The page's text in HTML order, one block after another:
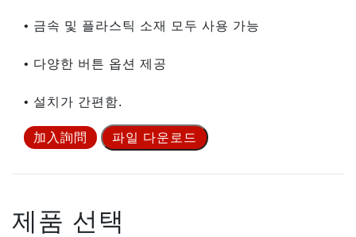
• 금속 및 플라스틱 소재 모두 사용 가능
• 다양한 버튼 옵션 제공
• 설치가 간편함.
加入詢問 파일 다운로드
제품 선택